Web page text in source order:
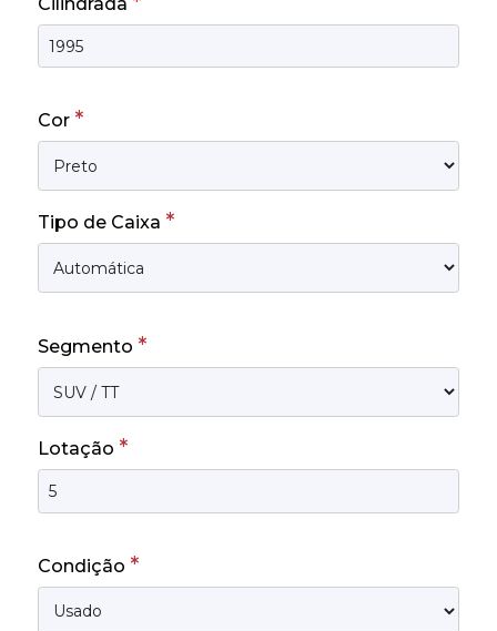
Cor *
Tipo de Caixa *
Segmento *
Lotação *
Condição *